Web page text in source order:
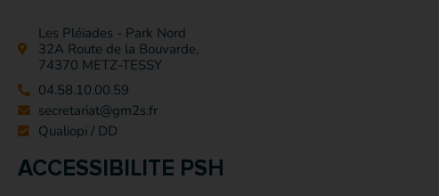
Les Pléïades - Park Nord
32A Route de la Bouvarde,
74370 METZ-TESSY
04.58.10.00.59
secretariat@gm2s.fr
Qualiopi / DD
ACCESSIBILITE PSH